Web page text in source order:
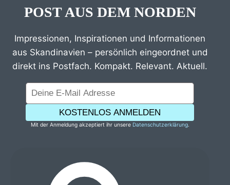
POST AUS DEM NORDEN
Impressionen, Inspirationen und Informationen
aus Skandinavien – persönlich eingeordnet und
direkt ins Postfach. Kompakt. Relevant. Aktuell.
KOSTENLOS ANMELDEN
Mit der Anmeldung akzeptiert ihr unsere Datenschutzerklärung.